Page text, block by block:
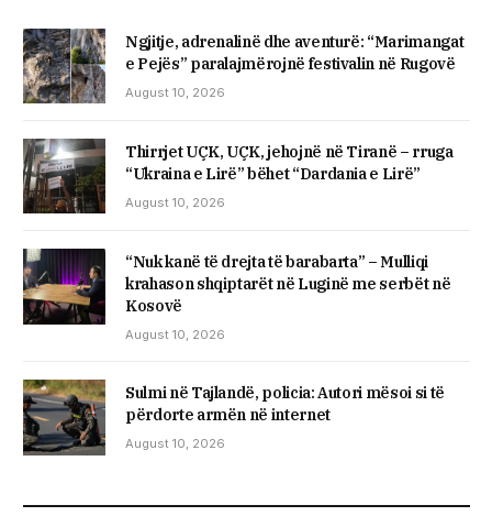
Ngjitje, adrenalinë dhe aventurë: “Marimangat
e Pejës” paralajmërojnë festivalin në Rugovë
August 10, 2026
Thirrjet UÇK, UÇK, jehojnë në Tiranë – rruga
“Ukraina e Lirë” bëhet “Dardania e Lirë”
August 10, 2026
“Nuk kanë të drejta të barabarta” – Mulliqi
krahason shqiptarët në Luginë me serbët në
Kosovë
August 10, 2026
Sulmi në Tajlandë, policia: Autori mësoi si të
përdorte armën në internet
August 10, 2026